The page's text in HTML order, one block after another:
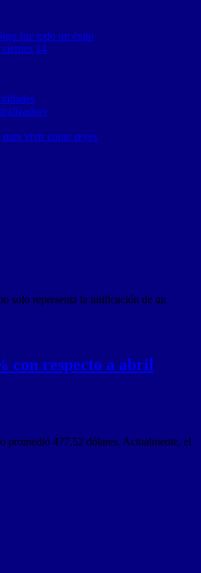
fue todo un éxito
14
vivir como reyes
solo representa la unificación de un
con respecto a abril
promedió 477,52 dólares. Actualmente, el